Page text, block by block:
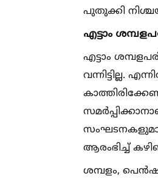
പുതുക്കി
എട്ടാം
എട്ടാം
വന്നിട്ടില്ല.
ആരംഭിച്ച്‌
ശമ്പളം,